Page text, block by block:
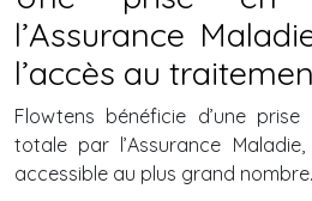
l’Assurance
l’accès au
Flowtens bénéficie d’une
totale par l’Assurance
accessible au plus grand nombre.